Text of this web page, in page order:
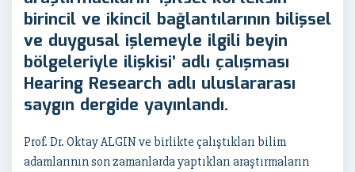
birincil ve ikincil bağlantılarının bilişsel
ve duygusal işlemeyle ilgili beyin
bölgeleriyle ilişkisi’ adlı çalışması
Hearing Research adlı uluslararası
saygın dergide yayınlandı.
Prof. Dr. Oktay ALGIN ve birlikte çalıştıkları bilim
adamlarının son zamanlarda yaptıkları araştırmaların